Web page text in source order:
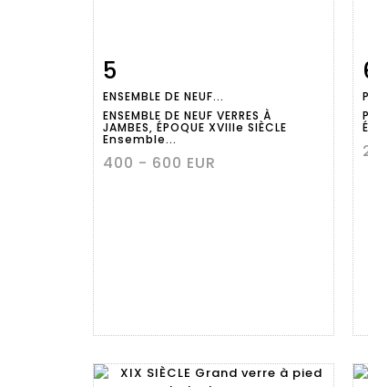
5
ENSEMBLE DE NEUF...
ENSEMBLE DE NEUF VERRES À
JAMBES, ÉPOQUE XVIIIe SIÈCLE
Ensemble...
400 - 600 EUR